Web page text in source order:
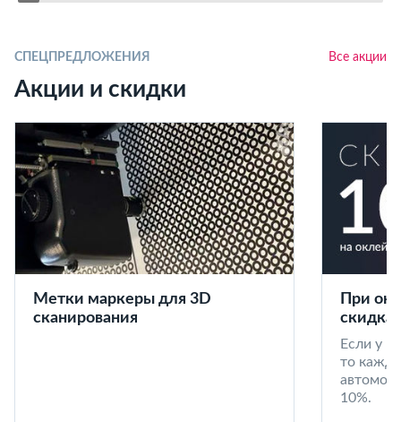
СПЕЦПРЕДЛОЖЕНИЯ Все акции
Акции и скидки
Метки маркеры для 3D
сканирования
При
скидка
Если у
то
10%.